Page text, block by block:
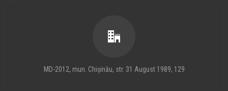
MD-2012, mun. Chișinău, str. 31 August 1989, 129